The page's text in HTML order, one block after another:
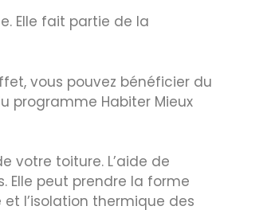
Elle fait partie de la
vous pouvez bénéficier du
programme Habiter Mieux
votre toiture. L’aide de
Elle peut prendre la forme
et l’isolation thermique des